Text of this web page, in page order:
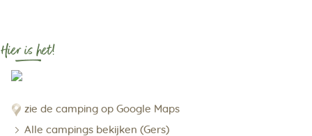
Hier is het!
zie de camping op Google Maps
Alle campings bekijken (Gers)